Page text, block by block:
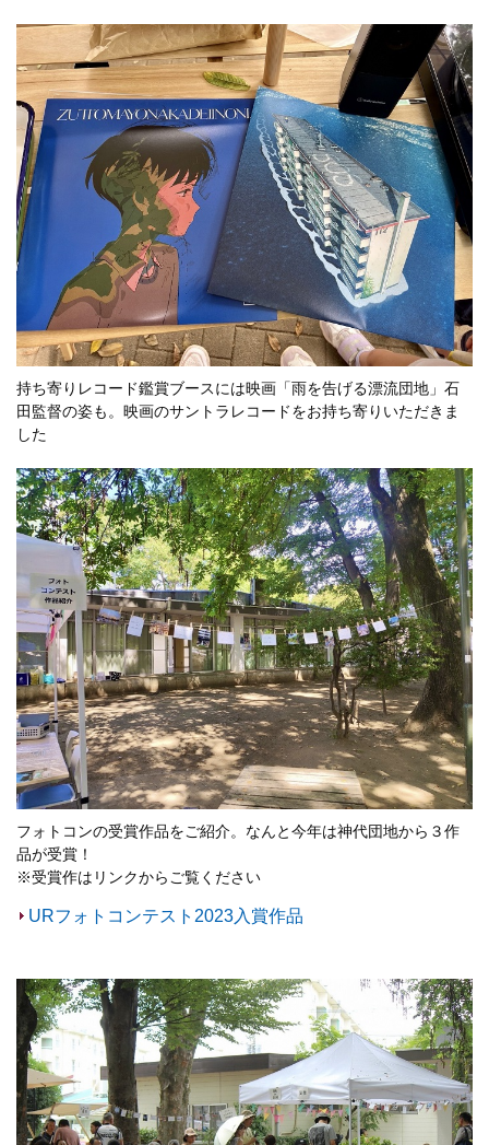
持ち寄りレコード鑑賞ブースには映画「雨を告げる漂流団地」石
田監督の姿も。映画のサントラレコードをお持ち寄りいただきま
した
フォトコンの受賞作品をご紹介。なんと今年は神代団地から３作
品が受賞！
※受賞作はリンクからご覧ください
URフォトコンテスト2023入賞作品